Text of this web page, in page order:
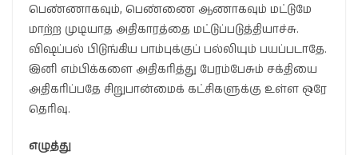
பெண்ணாகவும், பெண்ணை ஆணாகவும் மட்டுமே
மாற்ற முடியாத அதிகாரத்தை மட்டுப்படுத்தியாச்சு.
விஷப்பல் பிடுங்கிய பாம்புக்குப் பல்லியும் பயப்படாதே.
இனி எம்பிக்களை அதிகரித்து பேரம்பேசும் சக்தியை
அதிகரிப்பதே சிறுபான்மைக் கட்சிகளுக்கு உள்ள ஒரே
தெரிவு.
எழுத்து